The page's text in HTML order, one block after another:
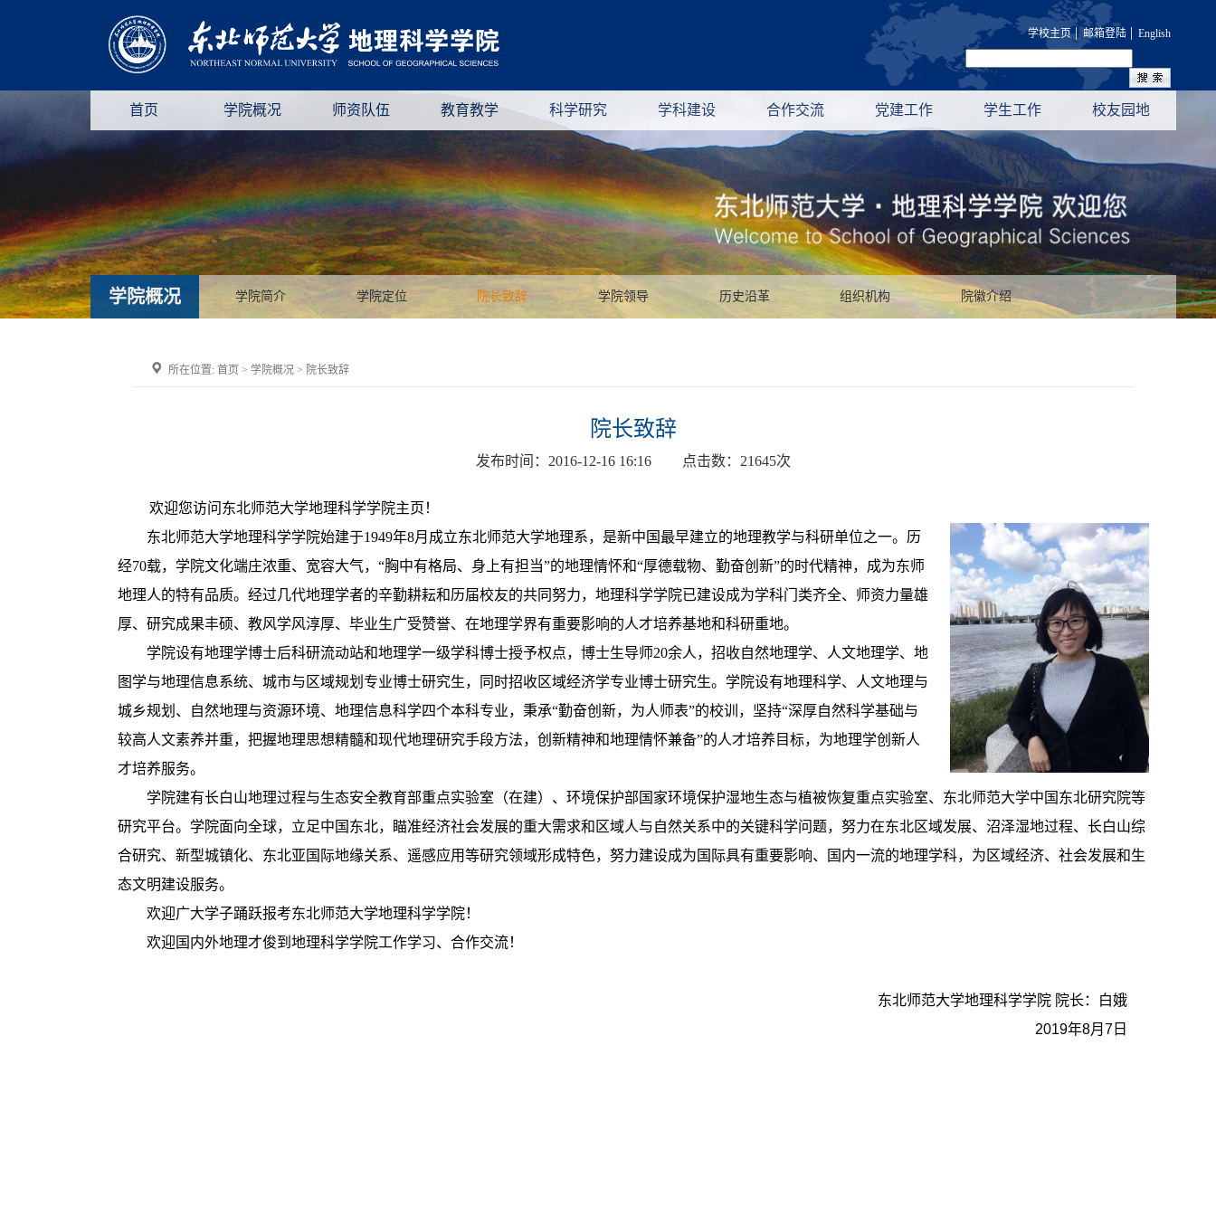
学校主页| 邮箱登陆 | English
首页 学院概况 师资队伍 教育教学 科学研究 学科建设 合作交流 党建工作 学生工作 校友园地
学院概况 学院简介 学院定位 院长致辞 学院领导 历史沿革 组织机构 院徽介绍
所在位置: 首页 > 学院概况 > 院长致辞
院长致辞
发布时间： 2016-12-16 16:16 点击数： 21645次
欢迎您访问东北师范大学地理科学学院主页！
东北师范大学地理科学学院始建于1949年8月成立东北师范大学地理系，是新中国最早建立的地理教学与科研单位之一。历
经70载， 学院文化端庄浓重、宽容大气， “胸中有格局、身上有担当”的地理情怀和“厚德载物、勤奋创新”的时代精神，成为东师
地理人的特有品质。经过几代地理学者的辛勤耕耘和历届校友的共同努力，地理科学学院已建设成为学科门类齐全、师资力量雄
厚、研究成果丰硕、教风学风淳厚、毕业生广受赞誉、在地理学界有重要影响的人才培养基地和科研重地。
学院设有地理学博士后科研流动站和地理学一级学科博士授予权点，博士生导师20余人，招收自然地理学、人文地理学、地
图学与地理信息系统、城市与区域规划专业博士研究生，同时招收区域经济学专业博士研究生。学院设有地理科学、人文地理与
城乡规划、自然地理与资源环境、地理信息科学四个本科专业，秉承“勤奋创新，为人师表”的校训，坚持“深厚自然科学基础与
较高人文素养并重，把握地理思想精髓和现代地理研究手段方法，创新精神和地理情怀兼备”的人才培养目标，为地理学创新人
才培养服务。
学院建有长白山地理过程与生态安全教育部重点实验室（在建）、环境保护部国家环境保护湿地生态与植被恢复重点实验室、东北师范大学中国东北研究院等
研究平台。学院面向全球，立足中国东北，瞄准经济社会发展的重大需求和区域人与自然关系中的关键科学问题，努力在东北区域发展、沼泽湿地过程、长白山综
合研究、新型城镇化、东北亚国际地缘关系、遥感应用等研究领域形成特色，努力建设成为国际具有重要影响、国内一流的地理学科，为区域经济、社会发展和生
态文明建设服务。
欢迎广大学子踊跃报考东北师范大学地理科学学院！
欢迎国内外地理才俊到地理科学学院工作学习、合作交流！
东北师范大学地理科学学院 院长：白娥
2019年8月7日